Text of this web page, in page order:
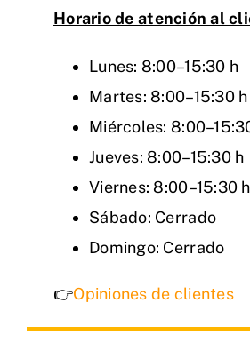
Horario de atención al
Lunes: 8:00–15:30 h
Martes: 8:00–15:30 h
Miércoles:
Jueves: 8:00–15:30 h
Viernes: 8:00–15:30 h
Sábado: Cerrado
Domingo: Cerrado
👉Opiniones de clientes